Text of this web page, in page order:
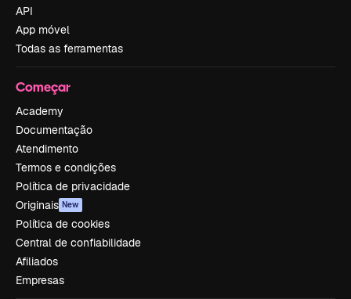
API
App móvel
Todas as ferramentas
Começar
Academy
Documentação
Atendimento
Termos e condições
Política de privacidade
Originais New
Política de cookies
Central de confiabilidade
Afiliados
Empresas